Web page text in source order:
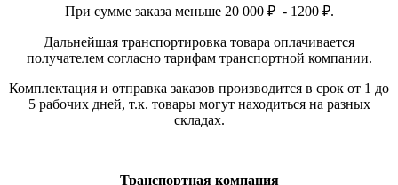
При сумме заказа меньше 20 000 ₽ - 1200 ₽.
Дальнейшая транспортировка товара оплачивается
получателем согласно тарифам транспортной компании.
Комплектация и отправка заказов производится в срок от 1 до
5 рабочих дней, т.к. товары могут находиться на разных
складах.
Транспортная компания